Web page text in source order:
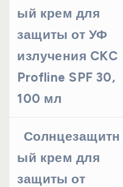
ый крем для
защиты от УФ
излучения CKC
Profline SPF 30,
100 мл
Солнцезащитн
ый крем для
защиты от